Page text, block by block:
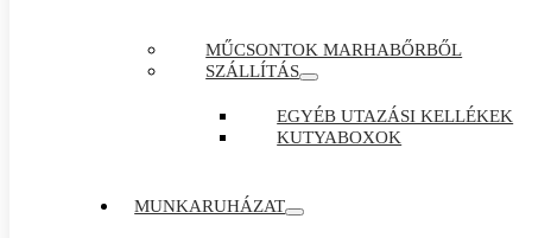
MŰCSONTOK MARHABŐRBŐL
SZÁLLÍTÁS
EGYÉB UTAZÁSI KELLÉKEK
KUTYABOXOK
MUNKARUHÁZAT